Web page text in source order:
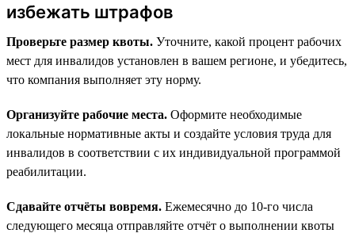
избежать штрафов
Проверьте размер квоты. Уточните, какой процент рабочих
мест для инвалидов установлен в вашем регионе, и убедитесь,
что компания выполняет эту норму.
Организуйте рабочие места. Оформите необходимые
локальные нормативные акты и создайте условия труда для
инвалидов в соответствии с их индивидуальной программой
реабилитации.
Сдавайте отчёты вовремя. Ежемесячно до 10-го числа
следующего месяца отправляйте отчёт о выполнении квоты